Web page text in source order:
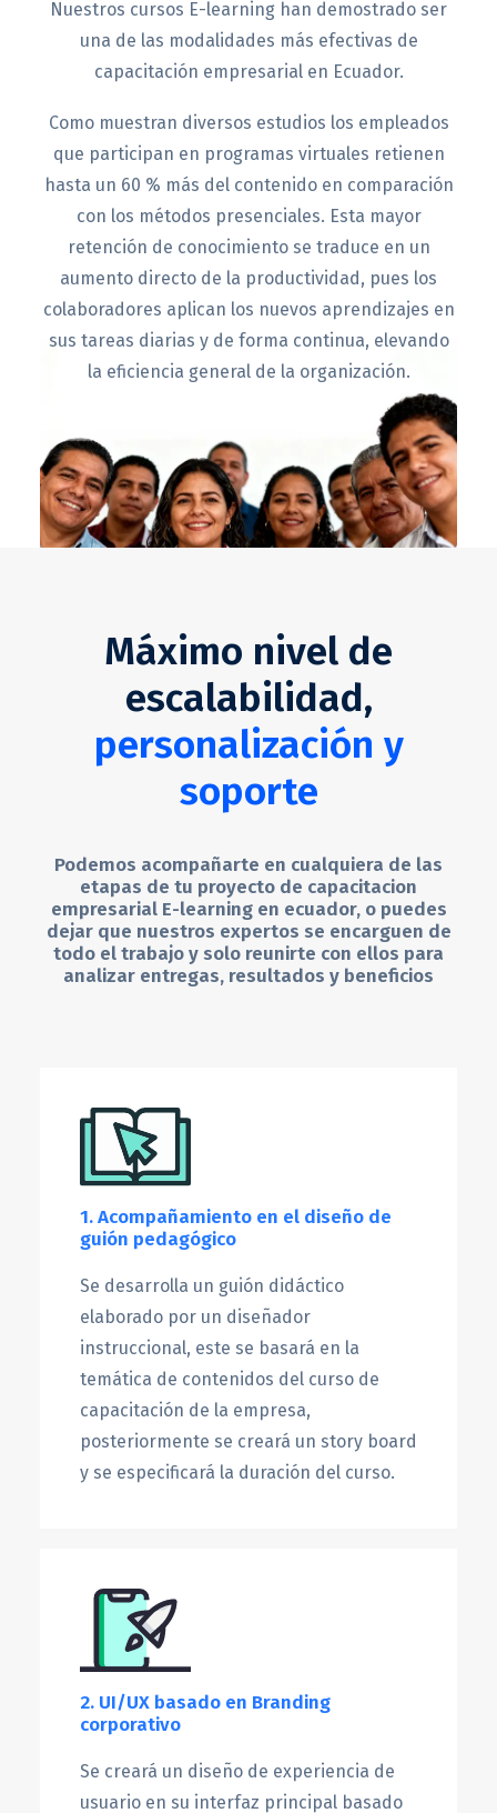
Nuestros cursos E-learning han demostrado ser
una de las modalidades más efectivas de
capacitación empresarial en Ecuador.
Como muestran diversos estudios los empleados
que participan en programas virtuales retienen
hasta un 60 % más del contenido en comparación
con los métodos presenciales. Esta mayor
retención de conocimiento se traduce en un
aumento directo de la productividad, pues los
colaboradores aplican los nuevos aprendizajes en
sus tareas diarias y de forma continua, elevando
la eficiencia general de la organización.
Máximo nivel de
escalabilidad,
personalización y
soporte
Podemos acompañarte en cualquiera de las
etapas de tu proyecto de capacitacion
empresarial E-learning en ecuador, o puedes
dejar que nuestros expertos se encarguen de
todo el trabajo y solo reunirte con ellos para
analizar entregas, resultados y beneficios
1. Acompañamiento en el diseño de
guión pedagógico
Se desarrolla un guión didáctico
elaborado por un diseñador
instruccional, este se basará en la
temática de contenidos del curso de
capacitación de la empresa,
posteriormente se creará un story board
y se especificará la duración del curso.
2. UI/UX basado en Branding
corporativo
Se creará un diseño de experiencia de
usuario en su interfaz principal basado